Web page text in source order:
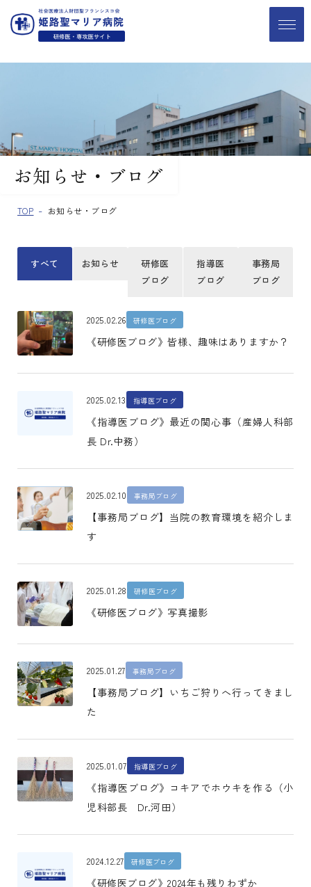
お知らせ・ブログ
TOP お知らせ・ブログ
すべて お知らせ
研修医
ブログ
指導医
ブログ
事務局
ブログ
2025.02.26 研修医ブログ
《研修医ブログ》皆様、趣味はありますか？
2025.02.13 指導医ブログ
《指導医ブログ》最近の関心事（産婦人科部
長 Dr.中務）
2025.02.10 事務局ブログ
【事務局ブログ】当院の教育環境を紹介しま
す
2025.01.28 研修医ブログ
《研修医ブログ》写真撮影
2025.01.27 事務局ブログ
【事務局ブログ】いちご狩りへ行ってきまし
た
2025.01.07 指導医ブログ
《指導医ブログ》コキアでホウキを作る（小
児科部長 Dr.河田）
2024.12.27 研修医ブログ
《研修医ブログ》2024年も残りわずか